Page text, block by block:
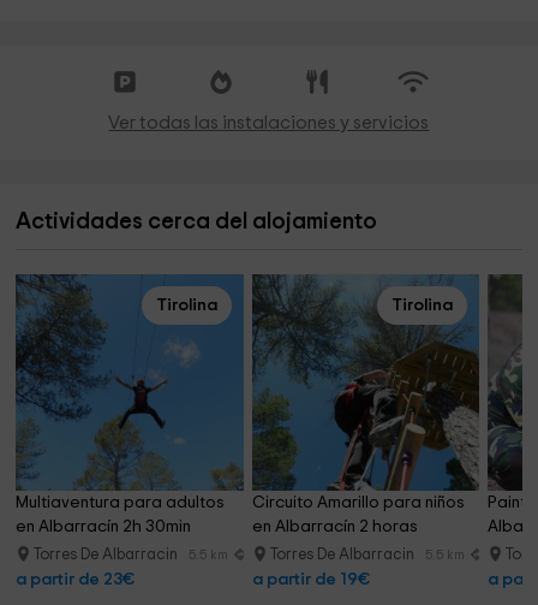
Ver todas las instalaciones y servicios
Actividades cerca del alojamiento
Tirolina
Multiaventura para adultos
en Albarracín 2h 30min
Torres De Albarracin 5.5 km
a partir de 23€
Tirolina
Circuito Amarillo para niños
en Albarracín 2 horas
Torres De Albarracin 5.5 km
a partir de 19€ a